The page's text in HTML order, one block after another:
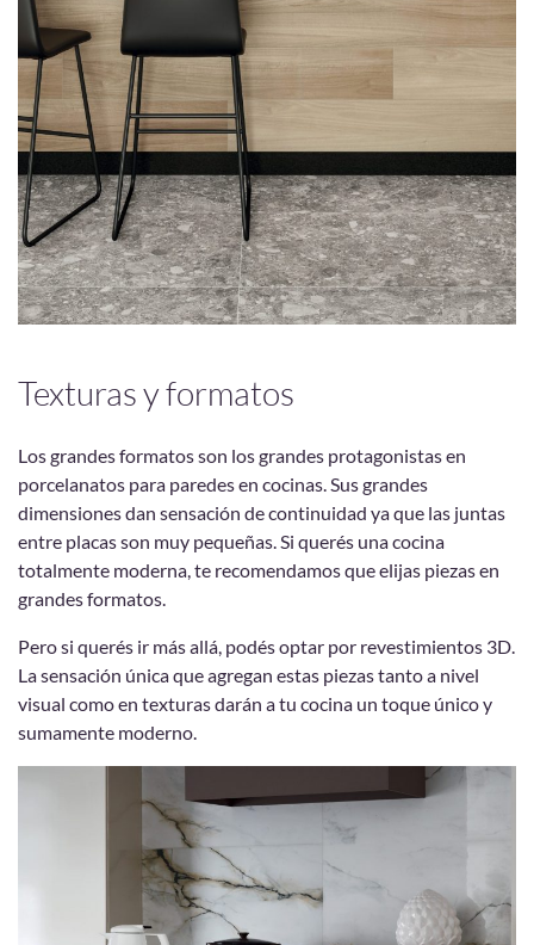
Texturas y formatos
Los grandes formatos son los grandes protagonistas en
porcelanatos para paredes en cocinas. Sus grandes
dimensiones dan sensación de continuidad ya que las juntas
entre placas son muy pequeñas. Si querés una cocina
totalmente moderna, te recomendamos que elijas piezas en
grandes formatos.
Pero si querés ir más allá, podés optar por revestimientos 3D.
La sensación única que agregan estas piezas tanto a nivel
visual como en texturas darán a tu cocina un toque único y
sumamente moderno.